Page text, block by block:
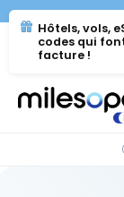
Panneau de
Se
rendreHôtels, vols,
codes qui
facture !